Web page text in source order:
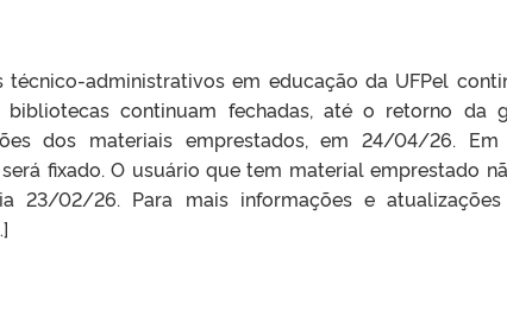
administrativos em educação da UFPel
continuam fechadas, até o retorno da
dos materiais emprestados, em 24/04/26.
fixado. O usuário que tem material emprestado
02/26. Para mais informações e